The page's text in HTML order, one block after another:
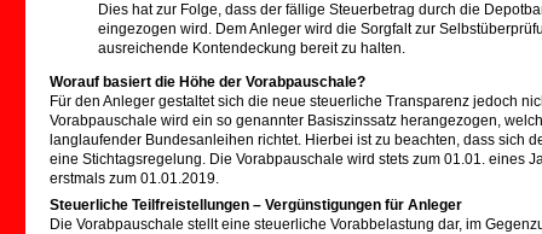
Dies hat zur Folge, dass der fällige Steuerbetrag durch die
eingezogen wird. Dem Anleger wird die Sorgfalt zur
ausreichende Kontendeckung bereit zu halten.
Worauf basiert die Höhe der Vorabpauschale?
Für den Anleger gestaltet sich die neue steuerliche Transparenz jedoch
Vorabpauschale wird ein so genannter Basiszinssatz herangezogen,
langlaufender Bundesanleihen richtet. Hierbei ist zu beachten, dass sich
eine Stichtagsregelung. Die Vorabpauschale wird stets zum 01.01. eines
erstmals zum 01.01.2019.
Steuerliche Teilfreistellungen – Vergünstigungen für Anleger
Die Vorabpauschale stellt eine steuerliche Vorabbelastung dar, im